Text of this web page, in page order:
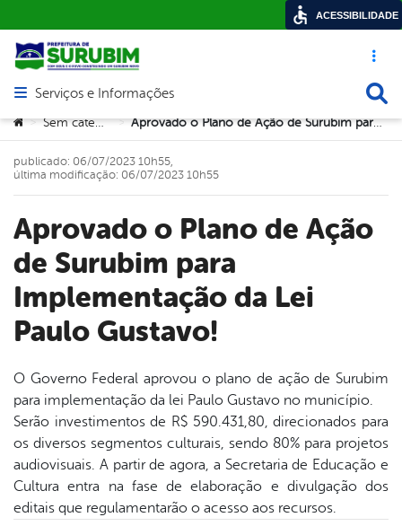
Acesso
Abrir menu principal de navegação
Serviços e Informações
Você está aqui:
> Sem categoria > Aprovado o Plano de Ação de Surubim para Implementação da Lei Paulo Gustavo!
Aprovado o Plano de Ação
de Surubim para
Implementação da Lei
Paulo Gustavo!
publicado: 06/07/2023 10h55,
última modificação: 06/07/2023 10h55
O Governo Federal aprovou o plano de ação de Surubim
para implementação da lei Paulo Gustavo no município.
Serão investimentos de R$ 590.431,80, direcionados para
os diversos segmentos culturais, sendo 80% para projetos
audiovisuais. A partir de agora, a Secretaria de Educação e
Cultura entra na fase de elaboração e divulgação dos
editais que regulamentarão o acesso aos recursos.
ACESSIBILIDADE